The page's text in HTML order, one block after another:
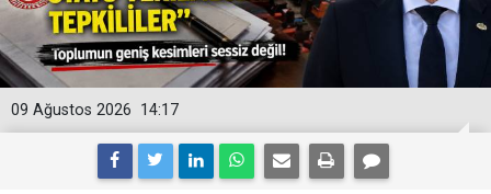
14:17
09 Ağustos 2026